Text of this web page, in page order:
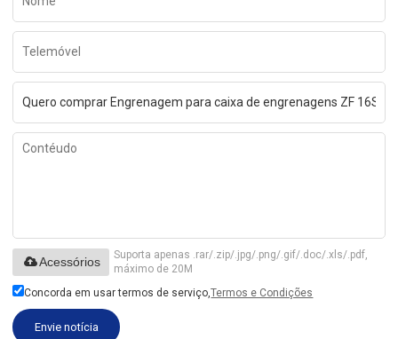
Suporta apenas .rar/.zip/.jpg/.png/.gif/.doc/.xls/.pdf,
máximo de 20M
Acessórios
Concorda em usar termos de serviço,Termos e Condições
Envie notícia